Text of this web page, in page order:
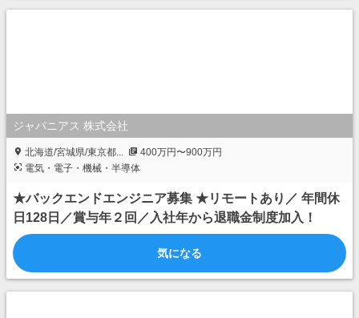
ジャパニアス 株式会社
北海道/宮城県/東京都...
400万円〜900万円
電気・電子・機械・半導体
★バックエンドエンジニア募集 ★リモートあり／ 年間休
日128日／賞与年２回／入社年から退職金制度加入！
気になる